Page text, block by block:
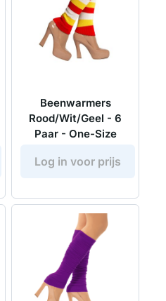
Beenwarmers
Rood/Wit/Geel - 6
Paar - One-Size
Log in voor prijs